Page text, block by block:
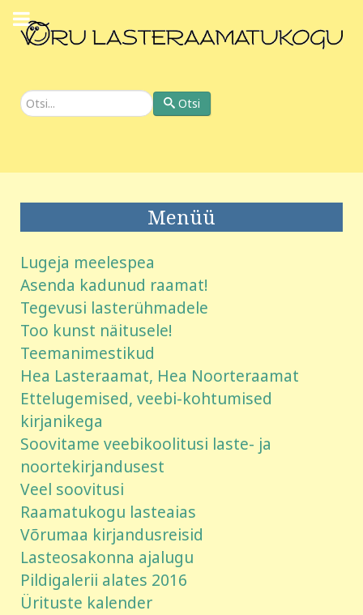
Otsi Otsi
Menüü
Lugeja meelespea
Asenda kadunud raamat!
Tegevusi lasterühmadele
Too kunst näitusele!
Teemanimestikud
Hea Lasteraamat, Hea Noorteraamat
Ettelugemised, veebi-kohtumised
kirjanikega
Soovitame veebikoolitusi laste- ja
noortekirjandusest
Veel soovitusi
Raamatukogu lasteaias
Võrumaa kirjandusreisid
Lasteosakonna ajalugu
Pildigalerii alates 2016
Ürituste kalender